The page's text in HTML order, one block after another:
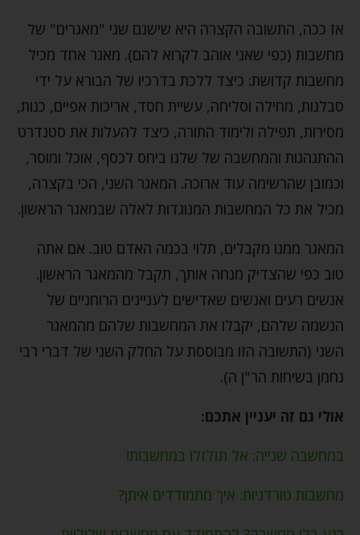
אז ככה, התשובה הקצרה היא שישנם שני "מאגרים" של
מחשבות (כפי שאני אוהב לקרוא להם). מאגר אחד מכיל
מחשבות קדושת: כיצד ללכת בדרכיו של הבורא על ידי
סבלנות, מחילה וסליחה, עשיית חסד, אריכות אפיים, כנות,
מסירות, תפילה ולימוד התורה, כיצד להעלות את סטנדרט
ההתנהגות והמחשבה של שלנו ביחס לכסף, אוכל ומוסר,
וכמובן שהרשימה עוד ארוכה. המאגר השני, הכי בקצרה,
מכיל את כל המחשבות המנוגדות לאלה שבמאגר הראשון.
המאגר ממנו מקבלים, תלוי בכמה האדם טוב. אם אתה
טוב כפי שהצדיק מנחה אותך, תקבל מהמאגר הראשון.
אנשים רעים ואנשים שאדישים לעניינים הרוחניים של
הנשמה שלהם, יקבלו את המחשבות שלהם מהמאגר
השני (התשובה הזו מבוססת על החלק השני של דברי רבי
נחמן בשיחות הר"ן ה).
אולי גם זה יעניין אתכם:
במחשבה שנייה: אל תזלזלו במחשבות!
מחשבות טורדניות: איך מתמודדים איתן?